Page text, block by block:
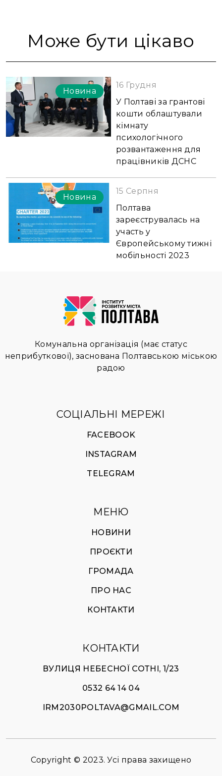
Може бути цікаво
Новина
16 Грудня
У Полтаві за грантові
кошти облаштували
кімнату
психологічного
розвантаження для
працівників ДСНС
Новина
15 Серпня
Полтава
зареєструвалась на
участь у
Європейському тижні
мобільності 2023
Комунальна організація (має статус
неприбуткової), заснована Полтавською міською
радою
СОЦІАЛЬНІ МЕРЕЖІ
FACEBOOK
INSTAGRAM
TELEGRAM
МЕНЮ
НОВИНИ
ПРОЄКТИ
ГРОМАДА
ПРО НАС
КОНТАКТИ
КОНТАКТИ
ВУЛИЦЯ НЕБЕСНОЇ СОТНІ, 1/23
0532 64 14 04
IRM2030POLTAVA@GMAIL.COM
Copyright © 2023. Усі права захищено